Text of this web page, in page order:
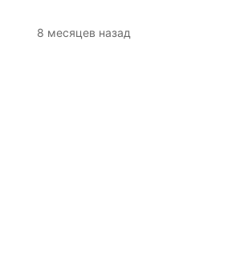
8 месяцев назад